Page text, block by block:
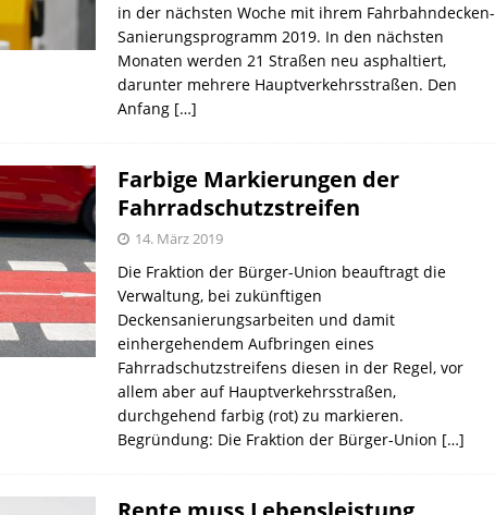
in der nächsten Woche mit ihrem Fahrbahndecken-
Sanierungsprogramm 2019. In den nächsten
Monaten werden 21 Straßen neu asphaltiert,
darunter mehrere Hauptverkehrsstraßen. Den
Anfang […]
Farbige Markierungen der
Fahrradschutzstreifen
14. März 2019
Die Fraktion der Bürger-Union beauftragt die
Verwaltung, bei zukünftigen
Deckensanierungsarbeiten und damit
einhergehendem Aufbringen eines
Fahrradschutzstreifens diesen in der Regel, vor
allem aber auf Hauptverkehrsstraßen,
durchgehend farbig (rot) zu markieren.
Begründung: Die Fraktion der Bürger-Union […]